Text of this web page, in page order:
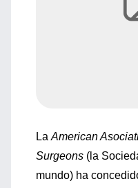
La American
Surgeons (la
mundo) ha